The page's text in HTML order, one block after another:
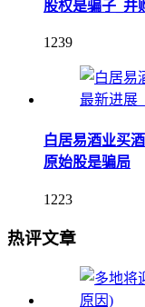
股权是骗子_并
1239
白居易酒业买
原始股是骗局
1223
热评文章